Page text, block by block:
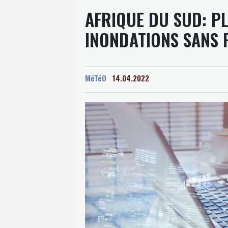
AFRIQUE DU SUD:
INONDATIONS SANS
MéTéO 14.04.2022